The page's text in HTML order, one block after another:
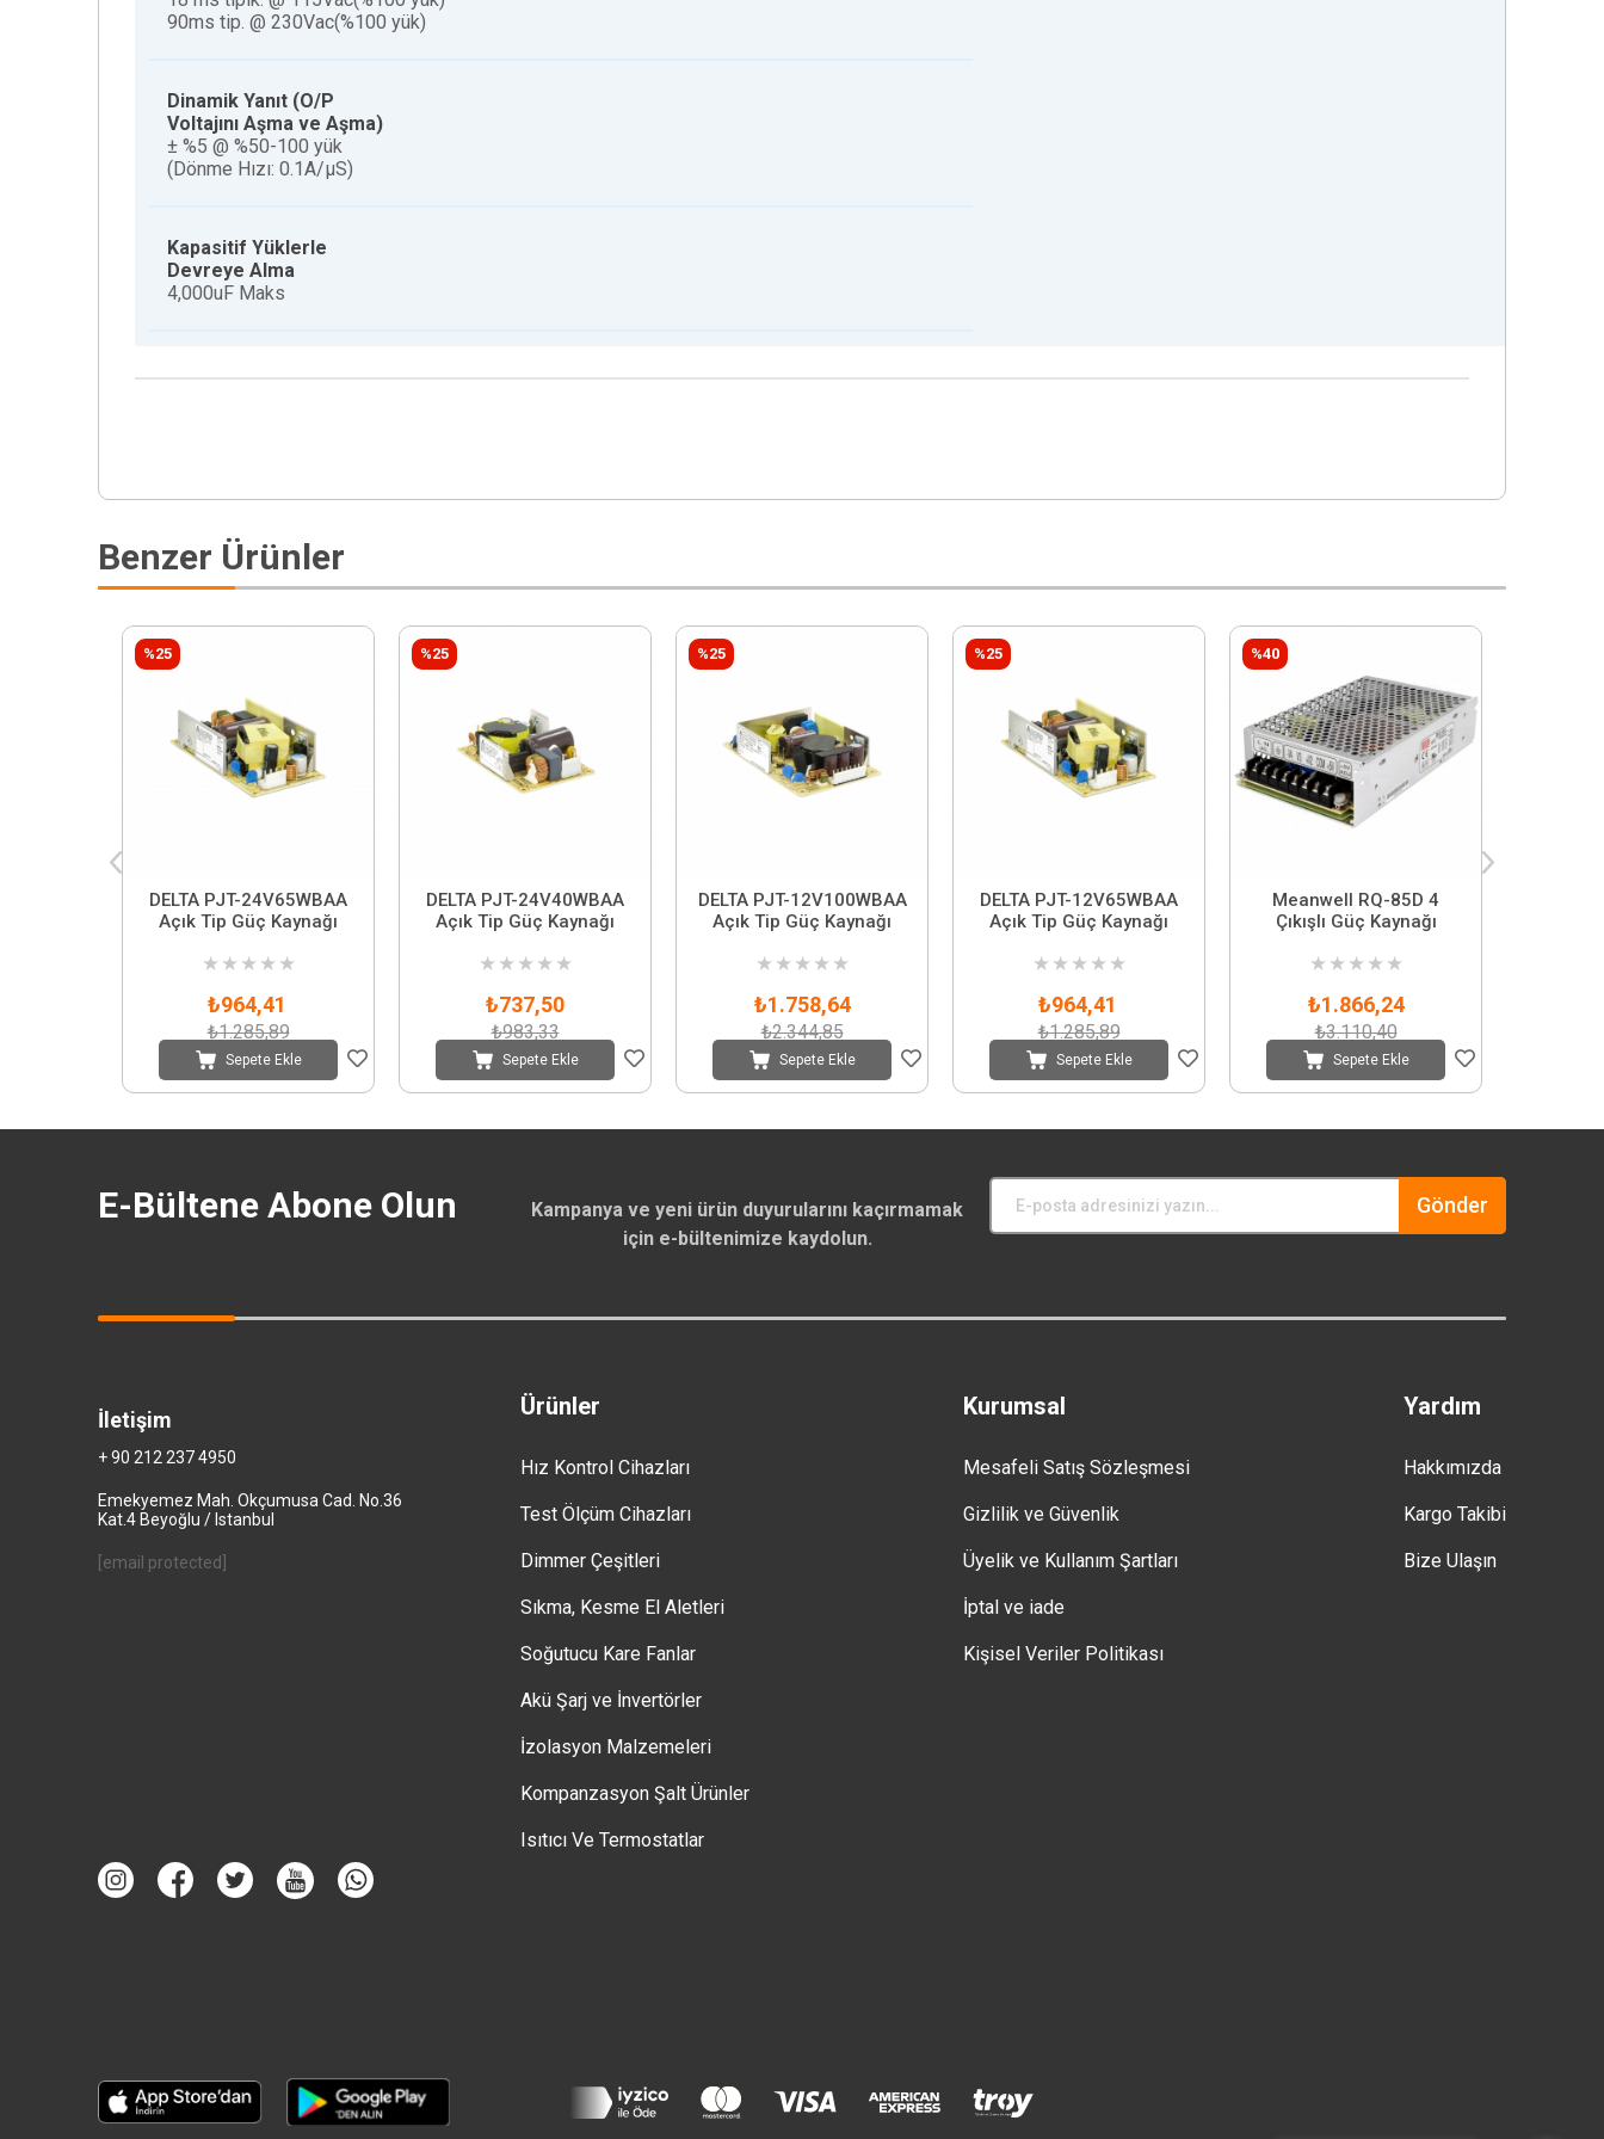
90ms tip. @ 230Vac(%100 yük)
Dinamik Yanıt (O/P
Voltajını Aşma ve Aşma)
± %5 @ %50-100 yük
(Dönme Hızı: 0.1A/µS)
Kapasitif Yüklerle
Devreye Alma
4,000uF Maks
Benzer Ürünler
DELTA PJT-24V65WBAA
Açık Tip Güç Kaynağı
★ ★ ★ ★ ★
₺964,41
₺1.285,89
Sepete Ekle
%25
DELTA PJT-24V40WBAA
Açık Tip Güç Kaynağı
★ ★ ★ ★ ★
₺737,50
₺983,33
Sepete Ekle
%25
DELTA PJT-12V100WBAA
Açık Tip Güç Kaynağı
★ ★ ★ ★ ★
₺1.758,64
₺2.344,85
Sepete Ekle
%25
DELTA PJT-12V65WBAA
Açık Tip Güç Kaynağı
★ ★ ★ ★ ★
₺964,41
₺1.285,89
Sepete Ekle
%25
Meanwell RQ-85D 4
Çıkışlı Güç Kaynağı
★ ★ ★ ★ ★
₺1.866,24
₺3.110,40
Sepete Ekle
%40
E-Bültene Abone Olun
Kampanya ve yeni ürün duyurularını kaçırmamak
için e-bültenimize kaydolun.
Gönder
Ürünler
Hız Kontrol Cihazları
Test Ölçüm Cihazları
Dimmer Çeşitleri
Sıkma, Kesme El Aletleri
Soğutucu Kare Fanlar
Akü Şarj ve İnvertörler
İzolasyon Malzemeleri
Kompanzasyon Şalt Ürünler
Isıtıcı Ve Termostatlar
Kurumsal
Mesafeli Satış Sözleşmesi
Gizlilik ve Güvenlik
Üyelik ve Kullanım Şartları
İptal ve iade
Kişisel Veriler Politikası
Yardım
Hakkımızda
Kargo Takibi
Bize Ulaşın
İletişim
+ 90 212 237 4950
Emekyemez Mah. Okçumusa Cad. No.36
Kat.4 Beyoğlu / Istanbul
[email protected]